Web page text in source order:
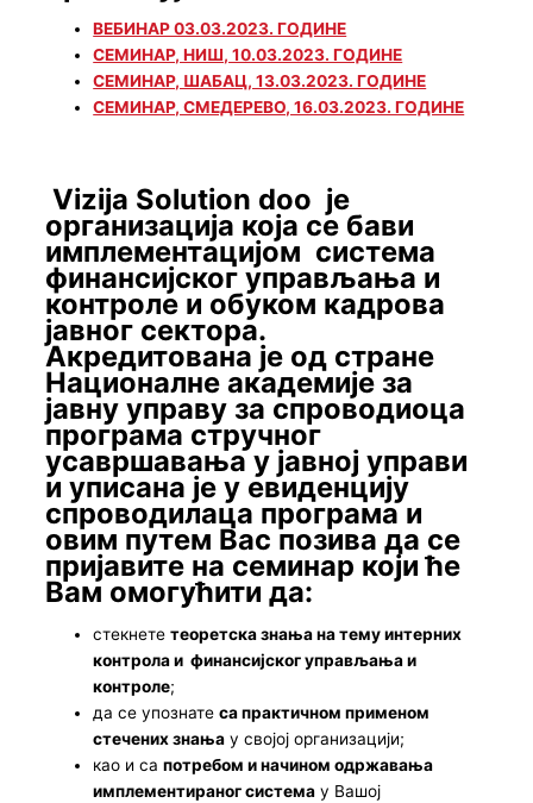
ВЕБИНАР 03.03.2023. ГОДИНЕ
СЕМИНАР, НИШ, 10.03.2023. ГОДИНЕ
СЕМИНАР, ШАБАЦ, 13.03.2023. ГОДИНЕ
СЕМИНАР, СМЕДЕРЕВО, 16.03.2023. ГОДИНЕ
Vizija Solution doo je
организација која се бави
имплементацијом система
финансијског управљања и
контроле и обуком кадрова
јавног сектора.
Акредитована је од стране
Националне академије за
јавну управу за спроводиоца
програма стручног
усавршавања у јавној управи
и уписана је у евиденцију
спроводилаца програма и
овим путем Вас позива да се
пријавите на семинар који ће
Вам омогућити да:
стекнететеоретска знања на тему интерних
контрола и финансијског управљања и
контроле;
да се упознатеса практичном применом
стечених знања у својој организацији;
као и сапотребом и начином одржавања
имплементираног система у Вашој